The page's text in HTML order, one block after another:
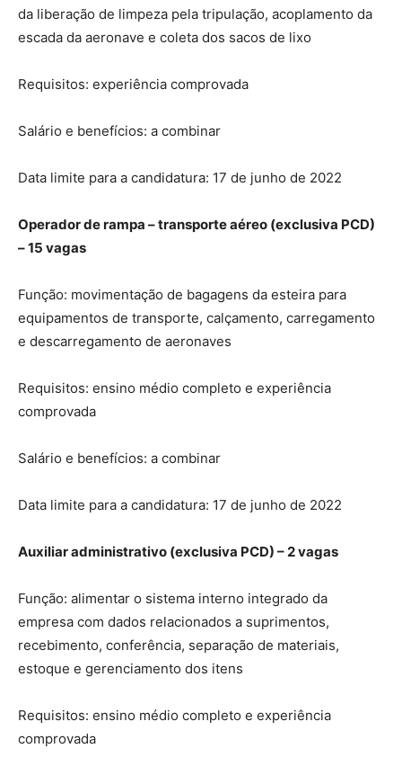
da liberação de limpeza pela tripulação, acoplamento da
escada da aeronave e coleta dos sacos de lixo
Requisitos: experiência comprovada
Salário e benefícios: a combinar
Data limite para a candidatura: 17 de junho de 2022
Operador de rampa – transporte aéreo (exclusiva PCD)
– 15 vagas
Função: movimentação de bagagens da esteira para
equipamentos de transporte, calçamento, carregamento
e descarregamento de aeronaves
Requisitos: ensino médio completo e experiência
comprovada
Salário e benefícios: a combinar
Data limite para a candidatura: 17 de junho de 2022
Auxiliar administrativo (exclusiva PCD) – 2 vagas
Função: alimentar o sistema interno integrado da
empresa com dados relacionados a suprimentos,
recebimento, conferência, separação de materiais,
estoque e gerenciamento dos itens
Requisitos: ensino médio completo e experiência
comprovada